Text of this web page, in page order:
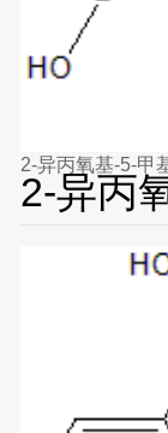
2-异丙氧基-5-甲
2-异丙